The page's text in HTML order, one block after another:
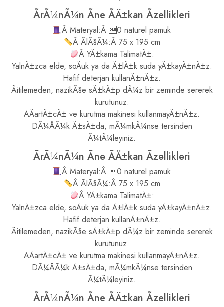
ÃrÃ¼nÃ¼n Ãne ÃÄ±kan Ãzellikleri
Â Materyal:Â 0 naturel pamuk
Â ÃlÃ§Ã¼:Â 75 x 195 cm
Â YÄ±kama TalimatÄ±:
YalnÄ±zca elde, soÄuk ya da Ä±lÄ±k suda yÄ±kayÄ±nÄ±z.
Hafif deterjan kullanÄ±nÄ±z.
Ãitilemeden, nazikÃ§e sÄ±kÄ±p dÃ¼z bir zeminde sererek
kurutunuz.
AÄartÄ±cÄ± ve kurutma makinesi kullanmayÄ±nÄ±z.
DÃ¼ÅÃ¼k Ä±sÄ±da, mÃ¼mkÃ¼nse tersinden
Ã¼tÃ¼leyiniz.
ÃrÃ¼nÃ¼n Ãne ÃÄ±kan Ãzellikleri
Â Materyal:Â 0 naturel pamuk
Â ÃlÃ§Ã¼:Â 75 x 195 cm
Â YÄ±kama TalimatÄ±:
YalnÄ±zca elde, soÄuk ya da Ä±lÄ±k suda yÄ±kayÄ±nÄ±z.
Hafif deterjan kullanÄ±nÄ±z.
Ãitilemeden, nazikÃ§e sÄ±kÄ±p dÃ¼z bir zeminde sererek
kurutunuz.
AÄartÄ±cÄ± ve kurutma makinesi kullanmayÄ±nÄ±z.
DÃ¼ÅÃ¼k Ä±sÄ±da, mÃ¼mkÃ¼nse tersinden
Ã¼tÃ¼leyiniz.
ÃrÃ¼nÃ¼n Ãne ÃÄ±kan Ãzellikleri